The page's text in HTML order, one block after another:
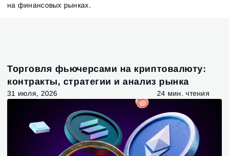
на финансовых рынках.
Торговля фьючерсами на криптовалюту:
контракты, стратегии и анализ рынка
31 июля, 2026 24 мин. чтения